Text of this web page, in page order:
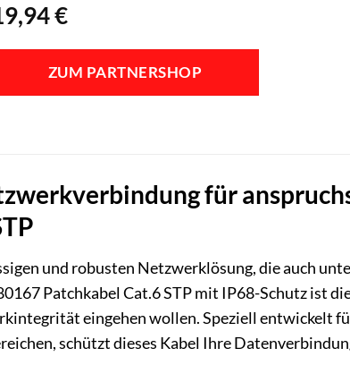
€
ZUM PARTNERSHOP
für
und robusten Netzwerklösung, die auch
Patchkabel Cat.6 STP mit IP68-Schutz ist
eingehen wollen. Speziell entwickelt
schützt dieses Kabel Ihre